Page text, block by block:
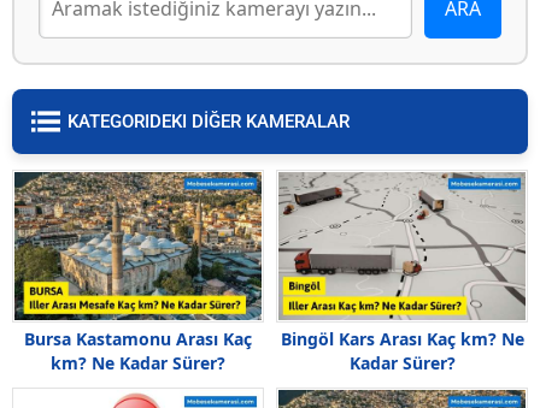
KATEGORIDEKI DİĞER KAMERALAR
Bursa Kastamonu Arası Kaç
km? Ne Kadar Sürer?
Bingöl Kars Arası Kaç km? Ne
Kadar Sürer?